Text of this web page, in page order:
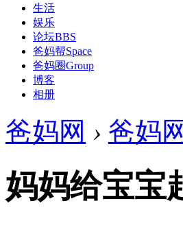
生活
娱乐
论坛BBS
爸妈帮Space
爸妈圈Group
博客
相册
爸妈网 › 爸妈网
妈妈给宝宝